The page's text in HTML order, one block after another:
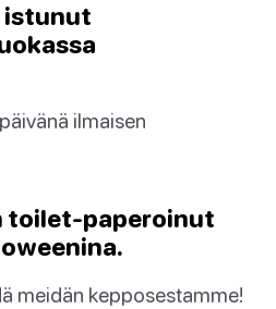
istunut
ilmaisen
toilet-paperoinut
meidän kepposestamme!